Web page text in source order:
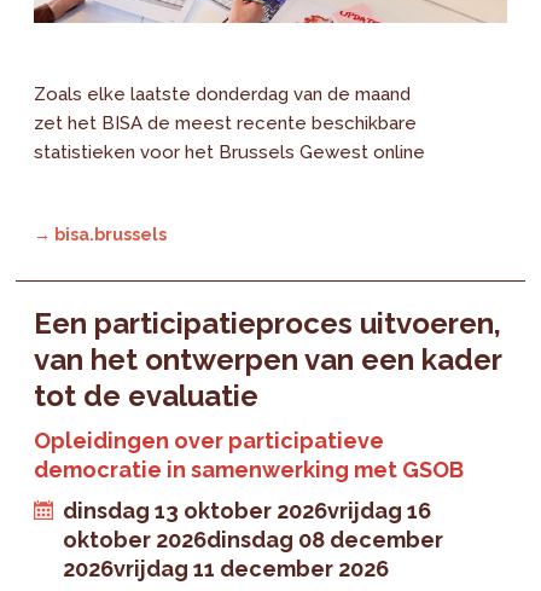
Zoals elke laatste donderdag van de maand
zet het BISA de meest recente beschikbare
statistieken voor het Brussels Gewest online
→ bisa.brussels
Een participatieproces uitvoeren,
van het ontwerpen van een kader
tot de evaluatie
Opleidingen over participatieve
democratie in samenwerking met GSOB
dinsdag 13 oktober 2026vrijdag 16
oktober 2026dinsdag 08 december
2026vrijdag 11 december 2026